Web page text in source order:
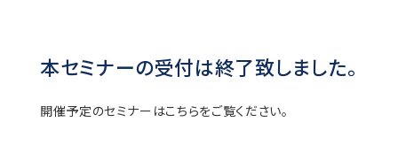
本セミナーの受付は終了致しました。
開催予定のセミナーはこちらをご覧ください。